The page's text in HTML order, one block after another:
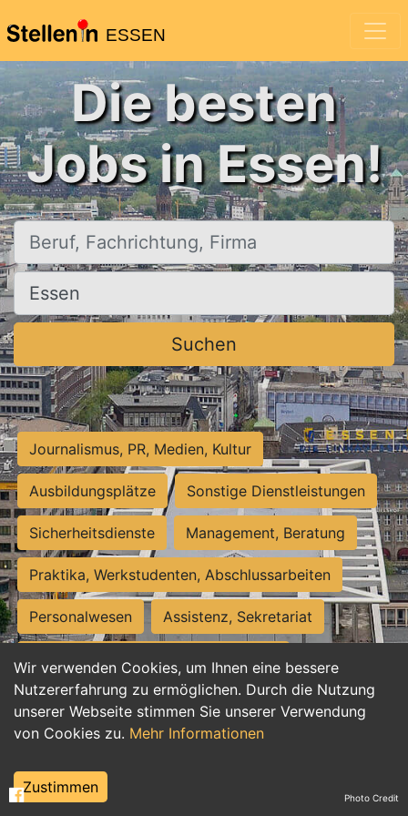
ESSEN
Wir verwenden Cookies, um Ihnen eine bessere
Nutzererfahrung zu ermöglichen. Durch die Nutzung
unserer Webseite stimmen Sie unserer Verwendung
von Cookies zu. Mehr Informationen
Zustimmen
Die besten
Jobs in Essen!
Beruf, Fachrichtung, Firma
Ort, Stadt
Suchen
Journalismus, PR, Medien, Kultur
Ausbildungsplätze Sonstige Dienstleistungen
Sicherheitsdienste Management, Beratung
Praktika, Werkstudenten, Abschlussarbeiten
Personalwesen Assistenz, Sekretariat
Hilfskräfte, Aushilfs- und Nebenjobs
Einkauf, Logistik, Materialwirtschaft
Weiterbildung, Studium, duale Ausbildung
Tourismus
Photo Credit